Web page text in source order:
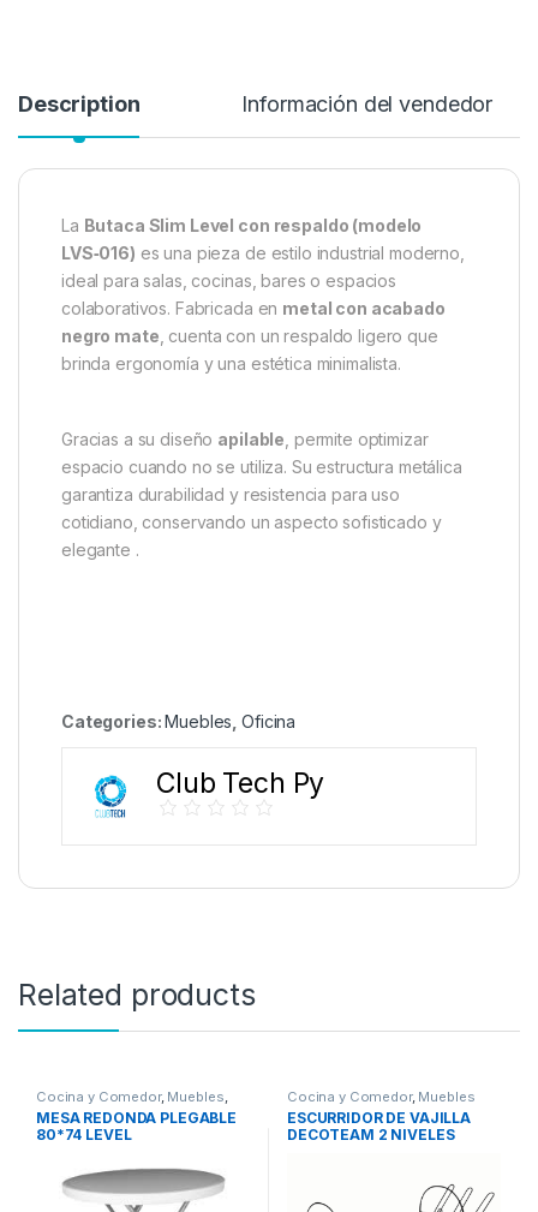
Description Información del vendedor
La Butaca Slim Level con respaldo (modelo
LVS‑016) es una pieza de estilo industrial moderno,
ideal para salas, cocinas, bares o espacios
colaborativos. Fabricada en metal con acabado
negro mate , cuenta con un respaldo ligero que
brinda ergonomía y una estética minimalista.
Gracias a su diseño apilable , permite optimizar
espacio cuando no se utiliza. Su estructura metálica
garantiza durabilidad y resistencia para uso
cotidiano, conservando un aspecto sofisticado y
elegante .
Categories:Muebles ,Oficina
Club Tech Py
Related products
Cocina y Comedor, Muebles
Sala
MESA REDONDA PLEGABLE
80*74 LEVEL
Cocina y Comedor, Muebles
ESCURRIDOR DE VAJILLA
DECOTEAM 2 NIVELES